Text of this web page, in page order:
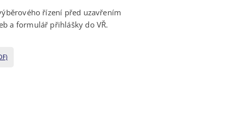
řízení před uzavřením
a formulář přihlášky do VŘ.